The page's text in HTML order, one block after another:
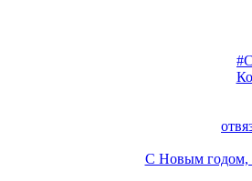
С Новым годом,